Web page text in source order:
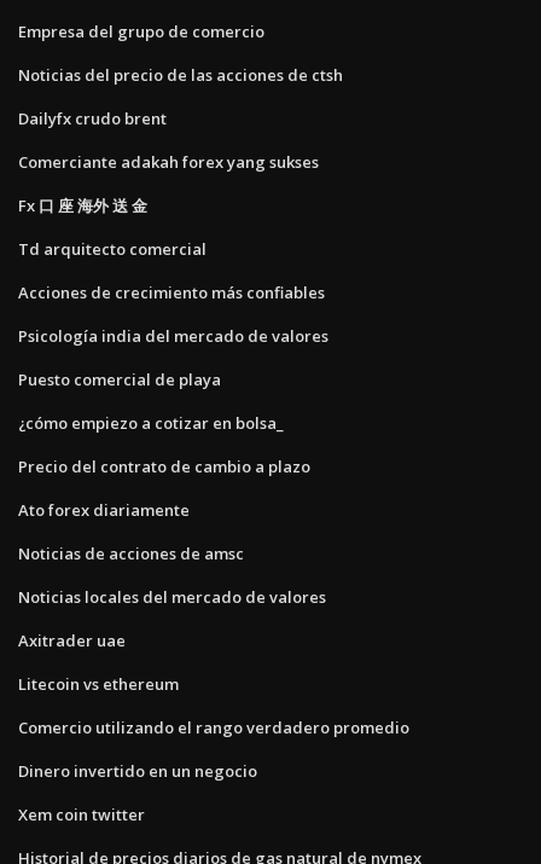
Empresa del grupo de comercio
Noticias del precio de las acciones de ctsh
Dailyfx crudo brent
Comerciante adakah forex yang sukses
Fx 口 座 海外 送 金
Td arquitecto comercial
Acciones de crecimiento más confiables
Psicología india del mercado de valores
Puesto comercial de playa
¿cómo empiezo a cotizar en bolsa_
Precio del contrato de cambio a plazo
Ato forex diariamente
Noticias de acciones de amsc
Noticias locales del mercado de valores
Axitrader uae
Litecoin vs ethereum
Comercio utilizando el rango verdadero promedio
Dinero invertido en un negocio
Xem coin twitter
Historial de precios diarios de gas natural de nymex